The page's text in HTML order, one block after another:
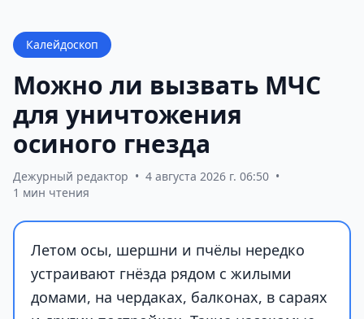
Калейдоскоп
Можно ли вызвать МЧС
для уничтожения
осиного гнезда
Дежурный редактор • 4 августа 2026 г. 06:50 •
1 мин чтения
Летом осы, шершни и пчёлы нередко
устраивают гнёзда рядом с жилыми
домами, на чердаках, балконах, в сараях